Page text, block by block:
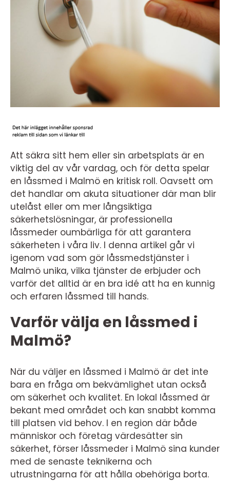
Att säkra sitt hem eller sin arbetsplats är en
viktig del av vår vardag, och för detta spelar
en låssmed i Malmö en kritisk roll. Oavsett om
det handlar om akuta situationer där man blir
utelåst eller om mer långsiktiga
säkerhetslösningar, är professionella
låssmeder oumbärliga för att garantera
säkerheten i våra liv. I denna artikel går vi
igenom vad som gör låssmedstjänster i
Malmö unika, vilka tjänster de erbjuder och
varför det alltid är en bra idé att ha en kunnig
och erfaren låssmed till hands.
Varför välja en låssmed i
Malmö?
När du väljer en låssmed i Malmö är det inte
bara en fråga om bekvämlighet utan också
om säkerhet och kvalitet. En lokal låssmed är
bekant med området och kan snabbt komma
till platsen vid behov. I en region där både
människor och företag värdesätter sin
säkerhet, förser låssmeder i Malmö sina kunder
med de senaste teknikerna och
utrustningarna för att hålla obehöriga borta.